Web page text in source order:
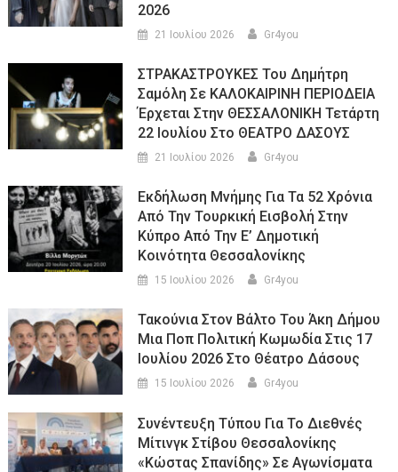
2026
21 Ιουλίου 2026 Gr4you
ΣΤΡΑΚΑΣΤΡΟΥΚΕΣ Του Δημήτρη
Σαμόλη Σε ΚΑΛΟΚΑΙΡΙΝΗ ΠΕΡΙΟΔΕΙΑ
Έρχεται Στην ΘΕΣΣΑΛΟΝΙΚΗ Τετάρτη
22 Ιουλίου Στο ΘΕΑΤΡΟ ΔΑΣΟΥΣ
21 Ιουλίου 2026 Gr4you
Εκδήλωση Μνήμης Για Τα 52 Χρόνια
Από Την Τουρκική Εισβολή Στην
Κύπρο Από Την Ε’ Δημοτική
Κοινότητα Θεσσαλονίκης
15 Ιουλίου 2026 Gr4you
Τακούνια Στον Βάλτο Του Άκη Δήμου
Μια Ποπ Πολιτική Κωμωδία Στις 17
Ιουλίου 2026 Στο Θέατρο Δάσους
15 Ιουλίου 2026 Gr4you
Συνέντευξη Τύπου Για Το Διεθνές
Μίτινγκ Στίβου Θεσσαλονίκης
«Κώστας Σπανίδης» Σε Αγωνίσματα